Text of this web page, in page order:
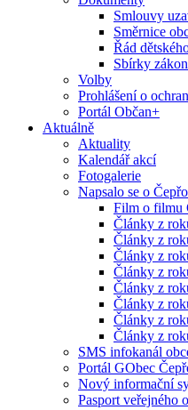
Smlouvy
Směrnice
Řád
Sbírky
Volby
Prohlášení o
Portál Občan+
Aktuálně
Aktuality
Kalendář akcí
Fotogalerie
Napsalo se o
Film o filmu
Články z
Články z
Články z
Články z
Články z
Články z
Články z
Články z
SMS infokanál
Portál GObec
Nový informační
Pasport veřejného